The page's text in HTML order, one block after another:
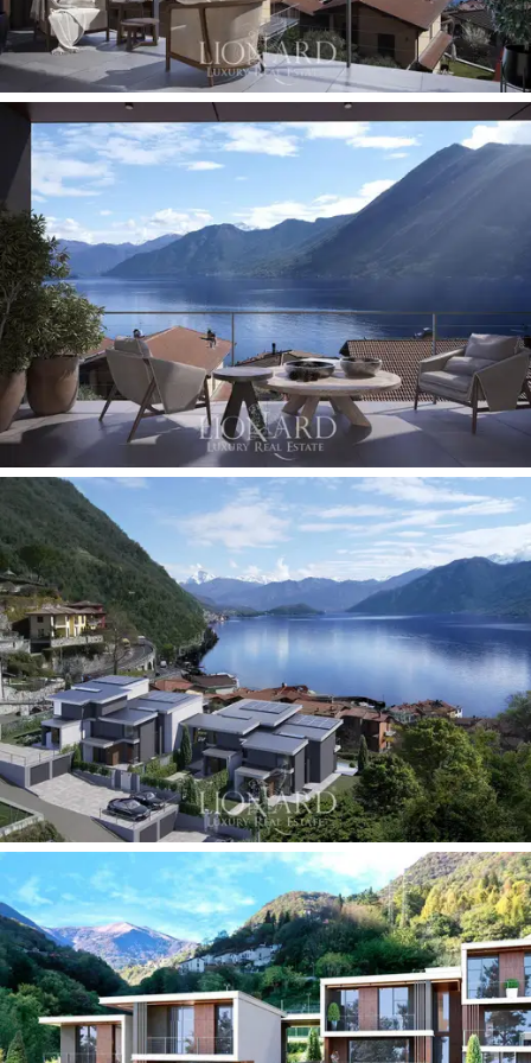
vakituiset asukkaat että rentoutumista ja kauneutta
etsivät kansainväliset matkailijat.
Huviloiden arkkitehtuuri sopii harmonisesti ympäröivään
maisemaan yhdistäen nykyaikaiset linjat
luonnonmateriaaleihin ja neutraaleihin sävyihin. Talo
avautuu pohjakerroksessa suureen avoimeen tilaan,
jossa on olohuone, ruokailutila ja avokeittiö. Kaikki tilat
on valaistu suurista ikkunoista, joista on
panoraamanäkymät terasseille ja parvekkeille.Tällä
tasolla on myös ensimmäinen ylimääräinen kylpyhuone.
Ensimmäisessä kerroksessa sijaitsevassamakuutilassa
on kaksi kahden hengen makuuhuonetta, joista toisesta
on näkymätyksityiselle parvekkeelle , sekä toinen
moderni ja toimiva kylpyhuone. Kellarikerroksessa on
toinen makuuhuone, joka sopii erinomaisesti
vierashuoneeksi tai rentoutumistilaksi, sekä
kodinhoitohuone, varasto, käteväautotallija
kattamaton pysäköintipaikka.
Ulkopuolella huvilaa koristaanoin 500 neliömetrin
kokoinen yksityinen puutarha, joka on jaettu
viheralueeseen ja terassiin, jolta avautuu
henkeäsalpaava näkymä Como-järvelle.Siellä on myös
3x6 metrin yksityinen uima-allas, jokasopii
täydellisesti rentoutumiseen ja seurusteluun
eksklusiivisessa ja yksityisessä ympäristössä.
Huvilat on rakennettu erityisesti kestävän kehityksen ja
energiansäästön näkökulmasta käyttäen huippuluokan
materiaaleja ja asennuksia. Sisätilat ovat muokattavissa,
ja niidenkorkeatasoiset ominaisuudetmahdollistavat
viimeistelyjen ja yksityiskohtien valitsemisen makusi ja